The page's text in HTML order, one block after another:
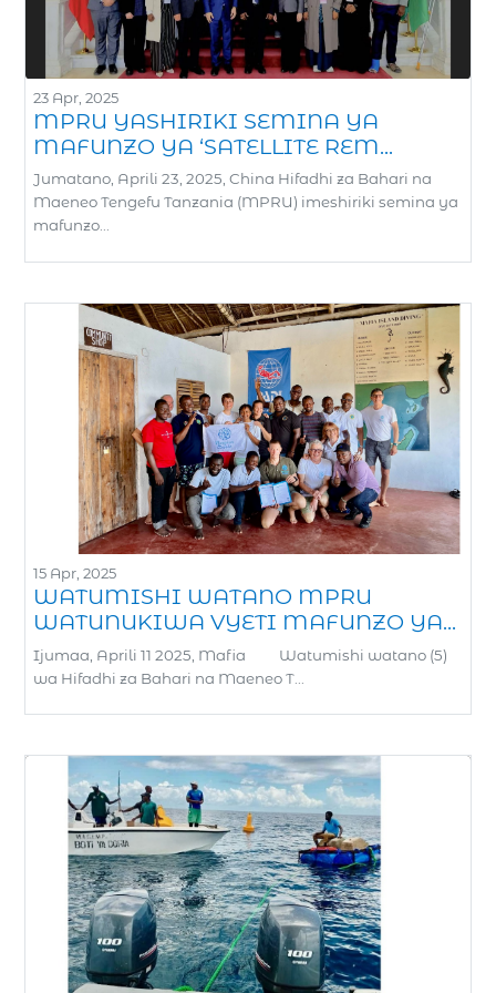
23 Apr, 2025
MPRU YASHIRIKI SEMINA YA
MAFUNZO YA ‘SATELLITE REM...
Jumatano, Aprili 23, 2025, China Hifadhi za Bahari na
Maeneo Tengefu Tanzania (MPRU) imeshiriki semina ya
mafunzo...
15 Apr, 2025
WATUMISHI WATANO MPRU
WATUNUKIWA VYETI MAFUNZO YA...
Ijumaa, Aprili 11 2025, Mafia Watumishi watano (5)
wa Hifadhi za Bahari na Maeneo T...